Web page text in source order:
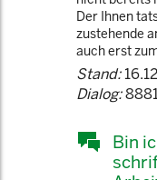
Der Ihnen
zustehende
auch erst
Stand:
Dialog:
Bin